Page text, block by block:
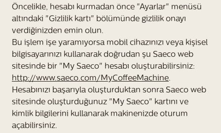
Öncelikle, hesabı kurmadan önce "Ayarlar" menüsü
altındaki "Gizlilik kartı" bölümünde gizlilik onayı
verdiğinizden emin olun.
Bu işlem işe yaramıyorsa mobil cihazınızı veya kişisel
bilgisayarınızı kullanarak doğrudan şu Saeco web
sitesinde bir "My Saeco" hesabı oluşturabilirsiniz:
http://www.saeco.com/MyCoffeeMachine.
Hesabınızı başarıyla oluşturduktan sonra Saeco web
sitesinde oluşturduğunuz "My Saeco" kartını ve
kimlik bilgilerini kullanarak makinenizde oturum
açabilirsiniz.